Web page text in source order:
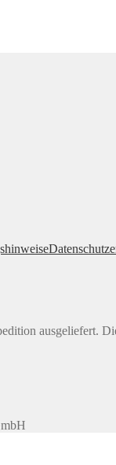
ausgeliefert.